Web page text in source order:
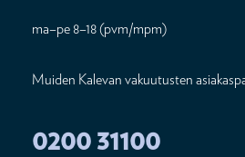
ma–pe 8–18 (pvm/mpm)
Muiden Kalevan vakuutusten
0200 31100